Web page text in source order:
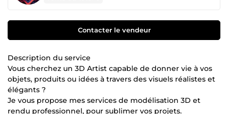
Contacter le vendeur
Description du service
Vous cherchez un 3D Artist capable de donner vie à vos
objets, produits ou idées à travers des visuels réalistes et
élégants ?
Je vous propose mes services de modélisation 3D et
rendu professionnel, pour sublimer vos projets.